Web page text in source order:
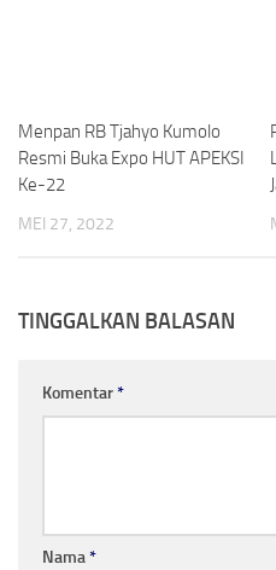
Menpan RB Tjahyo Kumolo
Resmi Buka Expo HUT APEKSI
Ke-22
MEI 27, 2022
TINGGALKAN BALASAN
Komentar*
Nama*